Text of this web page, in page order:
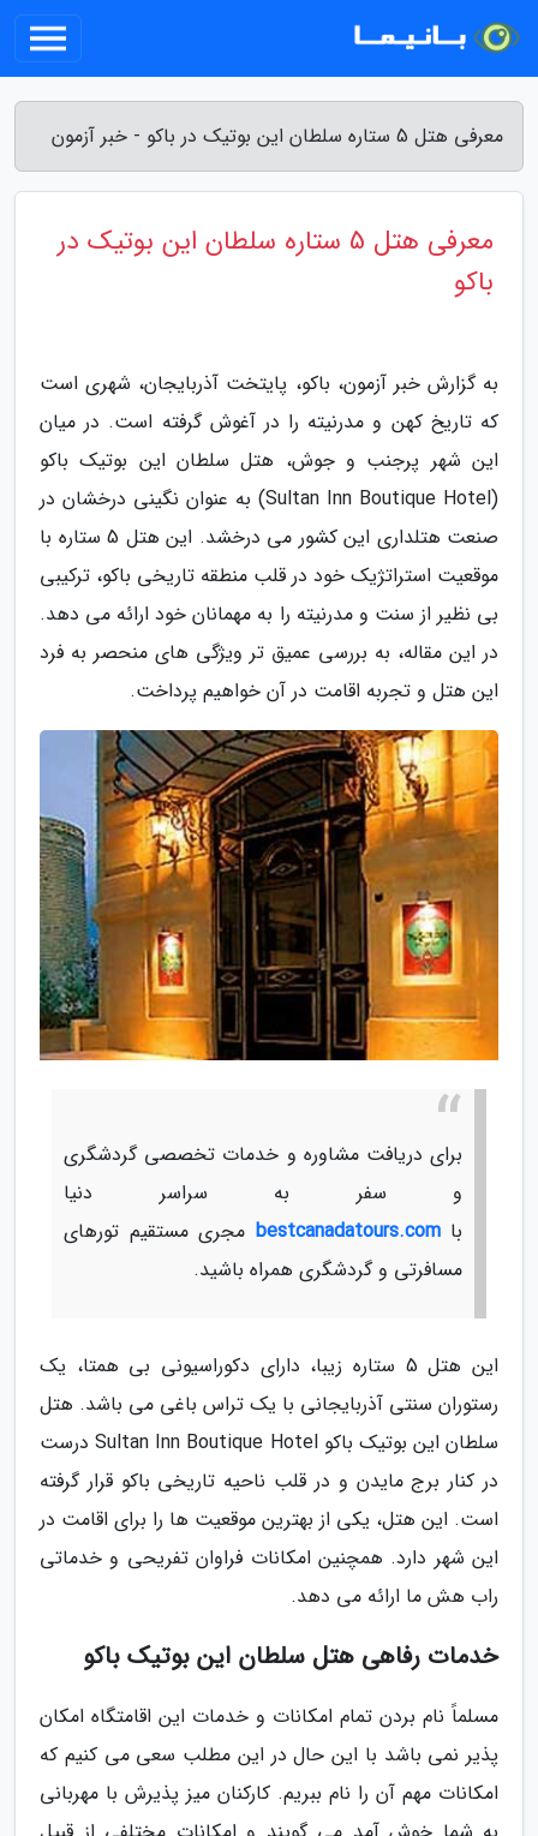
معرفی هتل 5 ستاره سلطان این بوتیک در باکو - خبر آزمون
معرفی هتل 5 ستاره سلطان این بوتیک در
باکو
به گزارش خبر آزمون، باکو، پایتخت آذربایجان، شهری است
که تاریخ کهن و مدرنیته را در آغوش گرفته است. در میان
این شهر پرجنب و جوش، هتل سلطان این بوتیک باکو
(Sultan Inn Boutique Hotel) به عنوان نگینی درخشان در
صنعت هتلداری این کشور می درخشد. این هتل 5 ستاره با
موقعیت استراتژیک خود در قلب منطقه تاریخی باکو، ترکیبی
بی نظیر از سنت و مدرنیته را به مهمانان خود ارائه می دهد.
در این مقاله، به بررسی عمیق تر ویژگی های منحصر به فرد
این هتل و تجربه اقامت در آن خواهیم پرداخت.
برای دریافت مشاوره و خدمات تخصصی گردشگری
و سفر به سراسر دنیا
باbestcanadatours.com مجری مستقیم تورهای
مسافرتی و گردشگری همراه باشید.
این هتل 5 ستاره زیبا، دارای دکوراسیونی بی همتا، یک
رستوران سنتی آذربایجانی با یک تراس باغی می باشد. هتل
سلطان این بوتیک باکو Sultan Inn Boutique Hotel درست
در کنار برج مایدن و در قلب ناحیه تاریخی باکو قرار گرفته
است. این هتل، یکی از بهترین موقعیت ها را برای اقامت در
این شهر دارد. همچنین امکانات فراوان تفریحی و خدماتی
راب هش ما ارائه می دهد.
خدمات رفاهی هتل سلطان این بوتیک باکو
مسلماً نام بردن تمام امکانات و خدمات این اقامتگاه امکان
پذیر نمی باشد با این حال در این مطلب سعی می کنیم که
امکانات مهم آن را نام ببریم. کارکنان میز پذیرش با مهربانی